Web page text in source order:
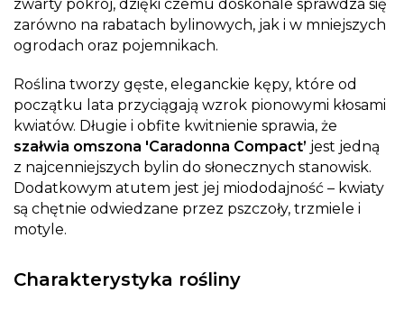
zwarty pokrój, dzięki czemu doskonale sprawdza się
zarówno na rabatach bylinowych, jak i w mniejszych
ogrodach oraz pojemnikach.
Roślina tworzy gęste, eleganckie kępy, które od
początku lata przyciągają wzrok pionowymi kłosami
kwiatów. Długie i obfite kwitnienie sprawia, że
szałwia omszona 'Caradonna Compact’ jest jedną
z najcenniejszych bylin do słonecznych stanowisk.
Dodatkowym atutem jest jej miododajność – kwiaty
są chętnie odwiedzane przez pszczoły, trzmiele i
motyle.
Charakterystyka rośliny